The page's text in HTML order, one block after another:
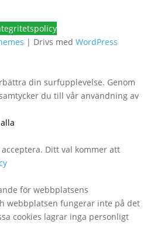
| Drivs med WordPress
din surfupplevelse. Genom
du till vår användning av
Ditt val kommer att
för webbplatsens
webbplatsen fungerar inte på det
cookies lagrar inga personligt